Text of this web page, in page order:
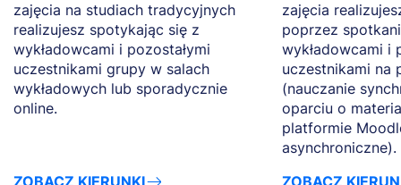
zajęcia na studiach tradycyjnych
realizujesz spotykając się z
wykładowcami i pozostałymi
uczestnikami grupy w salach
wykładowych lub sporadycznie
online.
zajęcia
poprzez
wykładowcami i
uczestnikami na
(nauczanie
oparciu o
platformie
asynchroniczne).